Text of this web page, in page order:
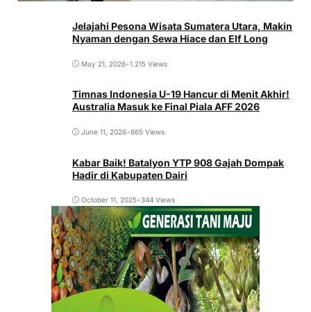
Jelajahi Pesona Wisata Sumatera Utara, Makin
Nyaman dengan Sewa Hiace dan Elf Long
May 21, 2026•1.215 Views
Timnas Indonesia U-19 Hancur di Menit Akhir!
Australia Masuk ke Final Piala AFF 2026
June 11, 2026•665 Views
Kabar Baik! Batalyon YTP 908 Gajah Dompak
Hadir di Kabupaten Dairi
October 11, 2025•344 Views